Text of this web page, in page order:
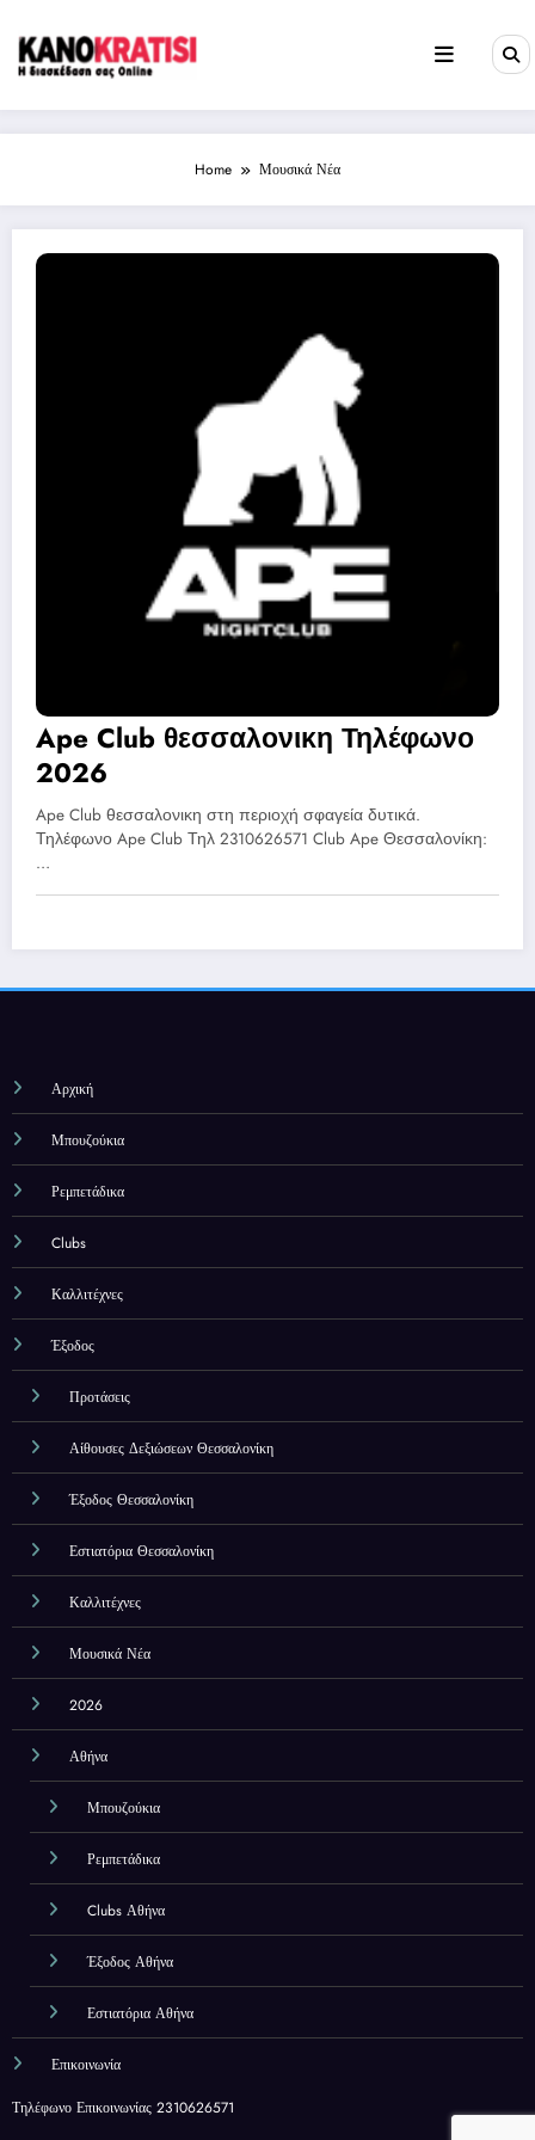
content
Home Μουσικά Νέα
Ape Club θεσσαλονικη Τηλέφωνο
2026
Ape Club θεσσαλονικη στη περιοχή σφαγεία δυτικά.
Τηλέφωνο Ape Club Τηλ 2310626571 Club Ape Θεσσαλονίκη:
…
Αρχική
Μπουζούκια
Ρεμπετάδικα
Clubs
Καλλιτέχνες
Έξοδος
Προτάσεις
Αίθουσες Δεξιώσεων Θεσσαλονίκη
Έξοδος Θεσσαλονίκη
Εστιατόρια Θεσσαλονίκη
Καλλιτέχνες
Μουσικά Νέα
2026
Αθήνα
Μπουζούκια
Ρεμπετάδικα
Clubs Αθήνα
Έξοδος Αθήνα
Εστιατόρια Αθήνα
Επικοινωνία
Τηλέφωνο Επικοινωνίας 2310626571